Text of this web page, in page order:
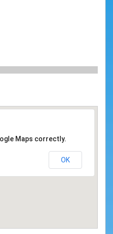
Maps correctly.
OK